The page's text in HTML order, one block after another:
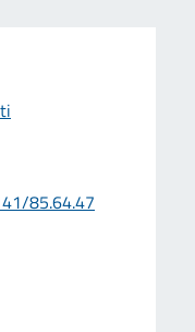
85.64.47